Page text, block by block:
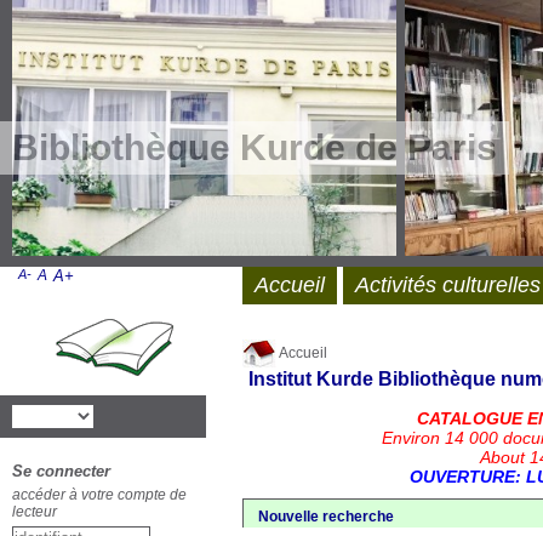
Bibliothèque Kurde de Paris
Accueil
Institut Kurde Bibliothèque
CATALOGUE
Environ 14 000
About
OUVERTURE:
Nouvelle recherche
Accueil Activités culturelles
A- A A+
Se connecter
accéder à votre compte de
lecteur